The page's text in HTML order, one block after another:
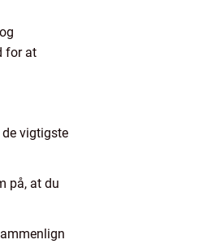
for at
vigtigste
på, at du